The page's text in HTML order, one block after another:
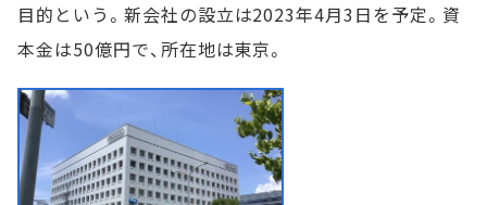
目的という。新会社の設立は2023年4月3日を予定。資
本金は50億円で、所在地は東京。